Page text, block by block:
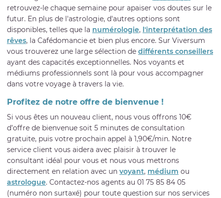
retrouvez-le chaque semaine pour apaiser vos doutes sur le
futur. En plus de l'astrologie, d'autres options sont
disponibles, telles que la numérologie, l'interprétation des
rêves, la Cafédomancie et bien plus encore. Sur Viversum
vous trouverez une large sélection de différents conseillers
ayant des capacités exceptionnelles. Nos voyants et
médiums professionnels sont là pour vous accompagner
dans votre voyage à travers la vie.
Profitez de notre offre de bienvenue !
Si vous êtes un nouveau client, nous vous offrons 10€
d’offre de bienvenue soit 5 minutes de consultation
gratuite, puis votre prochain appel à 1,90€/min. Notre
service client vous aidera avec plaisir à trouver le
consultant idéal pour vous et nous vous mettrons
directement en relation avec un voyant, médium ou
astrologue. Contactez-nos agents au 01 75 85 84 05
(numéro non surtaxé) pour toute question sur nos services